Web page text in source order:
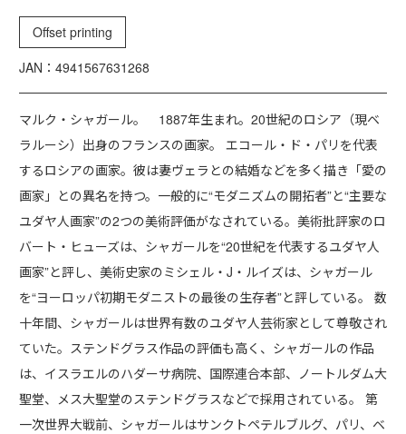
Offset printing
JAN：4941567631268
マルク・シャガール。 1887年生まれ。20世紀のロシア（現ベ
ラルーシ）出身のフランスの画家。 エコール・ド・パリを代表
するロシアの画家。彼は妻ヴェラとの結婚などを多く描き「愛の
画家」との異名を持つ。一般的に“モダニズムの開拓者”と“主要な
ユダヤ人画家”の2つの美術評価がなされている。美術批評家のロ
バート・ヒューズは、シャガールを“20世紀を代表するユダヤ人
画家”と評し、美術史家のミシェル・J・ルイズは、シャガール
を“ヨーロッパ初期モダニストの最後の生存者”と評している。 数
十年間、シャガールは世界有数のユダヤ人芸術家として尊敬され
ていた。ステンドグラス作品の評価も高く、シャガールの作品
は、イスラエルのハダーサ病院、国際連合本部、ノートルダム大
聖堂、メス大聖堂のステンドグラスなどで採用されている。 第
一次世界大戦前、シャガールはサンクトペテルブルグ、パリ、ベ